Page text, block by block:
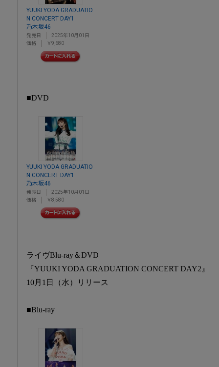
YUUKI YODA GRADUATIO
N CONCERT DAY1
乃木坂46
発売日
2025年10月01日
価格
￥9,680
■DVD
YUUKI YODA GRADUATIO
N CONCERT DAY1
乃木坂46
発売日
2025年10月01日
価格
￥8,580
ライヴBlu-ray＆DVD
『YUUKI YODA GRADUATION CONCERT DAY2』
10月1日（水）リリース
■Blu-ray